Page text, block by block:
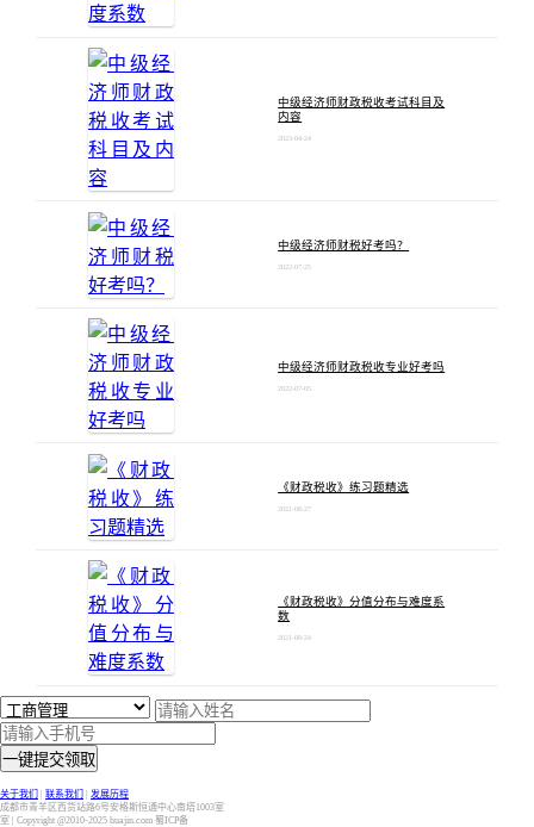
中级经济师财政税收考试科目及
内容
2023-04-24
中级经济师财税好考吗？
2022-07-25
中级经济师财政税收专业好考吗
2022-07-05
《财政税收》练习题精选
2021-08-27
《财政税收》分值分布与难度系
数
2021-08-24
一键提交领取
关于我们 联系我们
发展历程
成都市青羊区西货站路6号安格斯恒通中心南塔1003室
室 | Copyright @2010-2025 huajin.com 蜀ICP备